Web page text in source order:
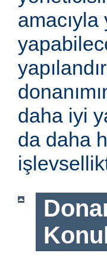
amacıyla
daha iyi
da daha